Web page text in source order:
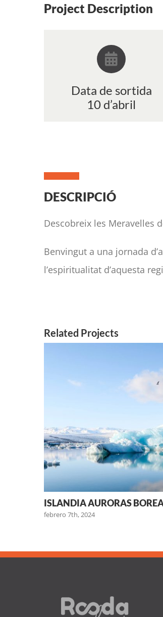
Project Description
Data de sortida
10 d’abril
DESCRIPCIÓ
Descobreix les Meravelles
Benvingut a una jornada
l’espiritualitat d’aquesta
Related Projects
ISLANDIA AURORAS
febrero 7th, 2024